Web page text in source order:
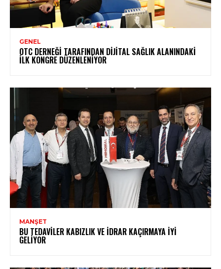
GENEL
OTC DERNEĞI TARAFINDAN DIJITAL SAĞLIK ALANINDAKI
İLK KONGRE DÜZENLENIYOR
MANŞET
BU TEDAVILER KABIZLIK VE İDRAR KAÇIRMAYA İYI
GELIYOR